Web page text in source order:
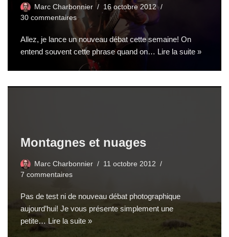
Marc Charbonnier
16 octobre 2012
30 commentaires
Allez, je lance un nouveau débat cette semaine! On
entend souvent cette phrase quand on… Lire la suite »
Montagnes et nuages
Marc Charbonnier
11 octobre 2012
7 commentaires
Pas de test ni de nouveau débat photographique
aujourd’hui! Je vous présente simplement une
petite… Lire la suite »